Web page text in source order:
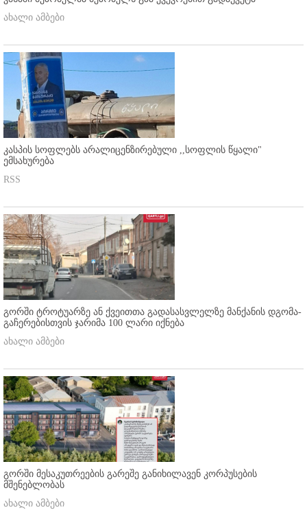
ახალი ამბები
კასპის სოფლებს არალიცენზირებული ,,სოფლის წყალი"
ემსახურება
RSS
გორში ტროტუარზე ან ქვეითთა გადასასვლელზე მანქანის დგომა-
გაჩერებისთვის ჯარიმა 100 ლარი იქნება
ახალი ამბები
გორში მესაკუთრეების გარეშე განიხილავენ კორპუსების
მშენებლობას
ახალი ამბები